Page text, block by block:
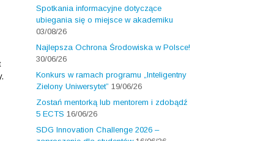
Spotkania informacyjne dotyczące
ubiegania się o miejsce w akademiku
03/08/26
Najlepsza Ochrona Środowiska w Polsce!
30/06/26
Konkurs w ramach programu „Inteligentny
Zielony Uniwersytet” 19/06/26
Zostań mentorką lub mentorem i zdobądź
5 ECTS 16/06/26
SDG Innovation Challenge 2026 –